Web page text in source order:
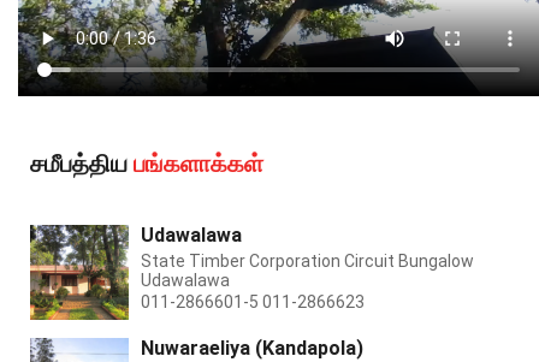
சமீபத்திய பங்களாக்கள்
Udawalawa
State Timber Corporation Circuit Bungalow
Udawalawa
011-2866601-5 011-2866623
Nuwaraeliya (Kandapola)